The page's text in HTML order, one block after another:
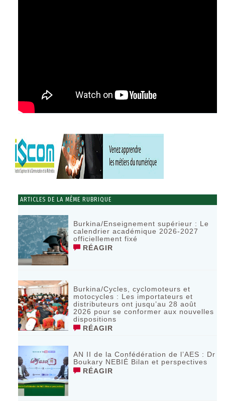
ARTICLES DE LA MÊME RUBRIQUE
Burkina/Enseignement supérieur : Le
calendrier académique 2026-2027
officiellement fixé
RÉAGIR
Burkina/Cycles, cyclomoteurs et
motocycles : Les importateurs et
distributeurs ont jusqu’au 28 août
2026 pour se conformer aux nouvelles
dispositions
RÉAGIR
AN II de la Confédération de l’AES : Dr
Boukary NEBIÉ Bilan et perspectives
RÉAGIR